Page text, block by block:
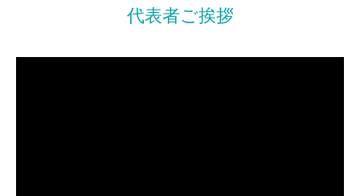
代表者ご挨拶